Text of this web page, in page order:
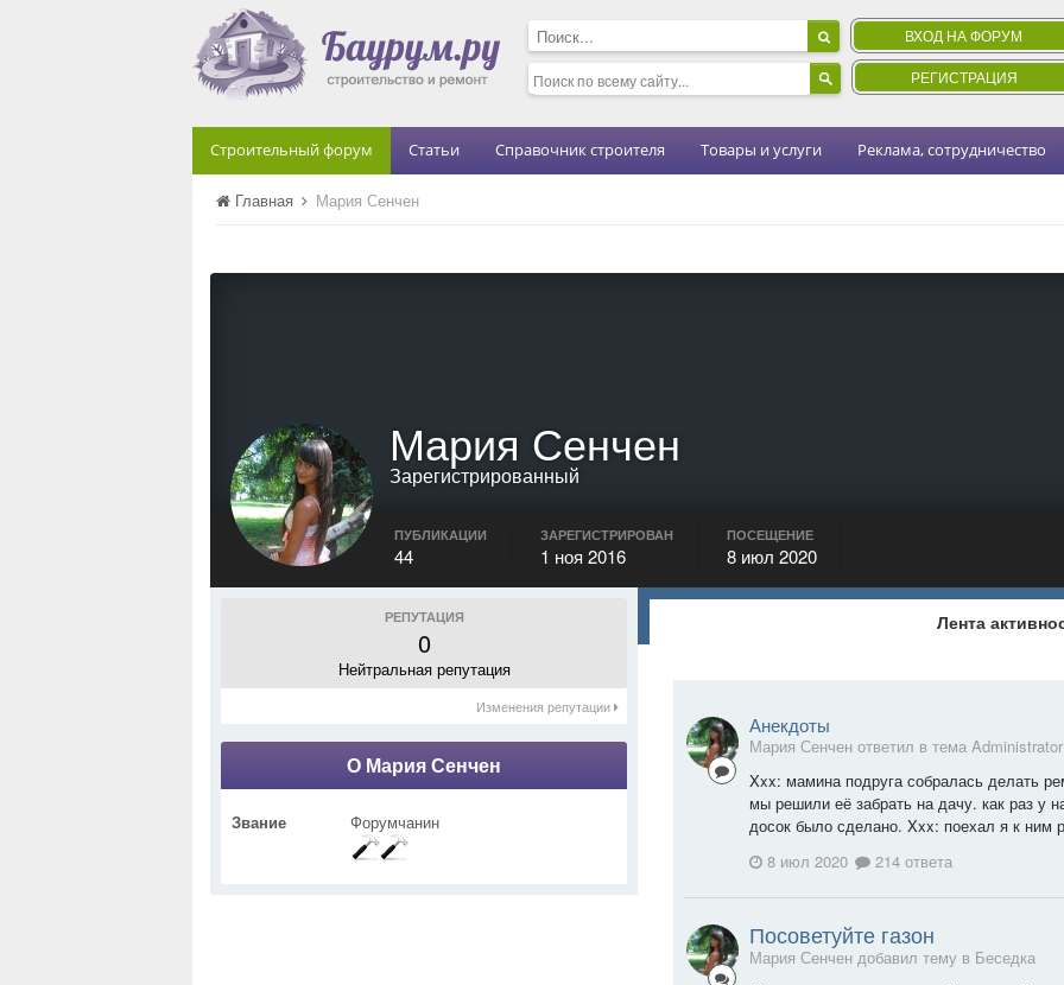
ВХОД НА ФОРУМ
РЕГИСТРАЦИЯ
Строительный форум Статьи Справочник строителя Товары и услуги Реклама, сотрудничество
Главная Мария Сенчен
Мария Сенчен
Зарегистрированный
ПУБЛИКАЦИИ
44
ЗАРЕГИСТРИРОВАН
1 ноя 2016
ПОСЕЩЕНИЕ
8 июл 2020
РЕПУТАЦИЯ
0
Нейтральная репутация
Изменения репутации
О Мария Сенчен
Звание Форумчанин
Лента
Анекдоты
Мария Сенчен ответил в тема
Xxx: мамина подруга собралась делать
мы решили её забрать на дачу. как раз у
досок было сделано. Xxx: поехал я к ним
8 июл 2020
214 ответа
Посоветуйте газон
Мария Сенчен добавил тему в Беседка